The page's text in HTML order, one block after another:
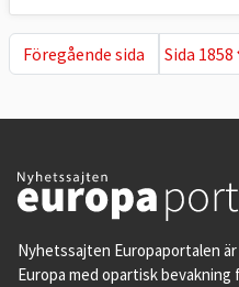
Föregående sida
Föregående sida
Nyhetssajten Europaportalen är
Europa med opartisk